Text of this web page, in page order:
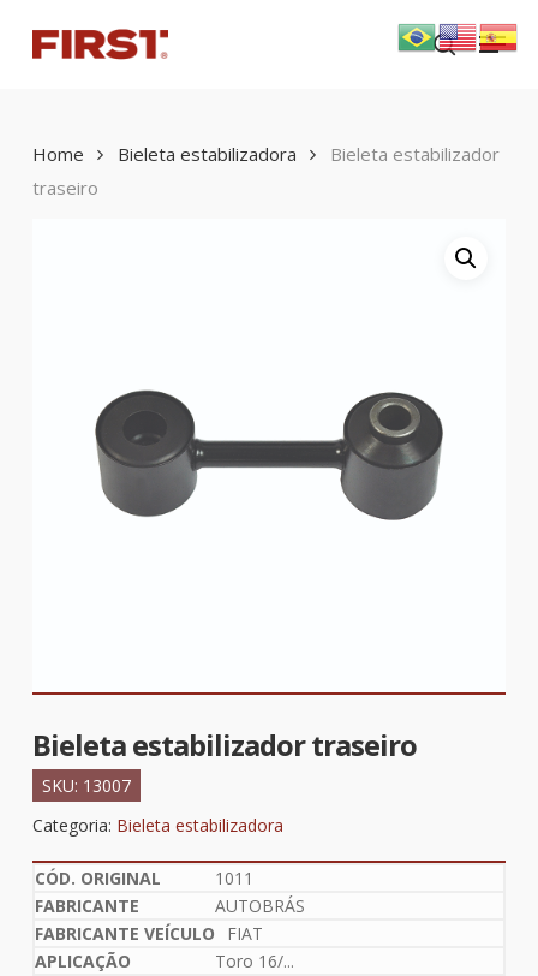
main
search
Menu
Home Bieleta estabilizadora
Bieleta estabilizador
traseiro
Bieleta estabilizador traseiro
SKU: 13007
Categoria: Bieleta estabilizadora
1011
AUTOBRÁS
FIAT
Toro 16/...